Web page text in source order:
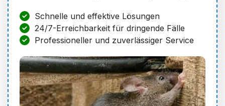
Schnelle und effektive Lösungen
24/7-Erreichbarkeit für dringende Fälle
Professioneller und zuverlässiger Service